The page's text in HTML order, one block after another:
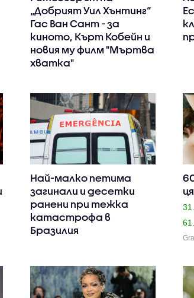
„Добрият Уил Хънтинг“
Гас Ван Сант - за
киното, Кърт Кобейн и
новия му филм "Мъртва
хватка"
Най-малко петима
загинали и десетки
ранени при тежка
катастрофа в
Бразилия